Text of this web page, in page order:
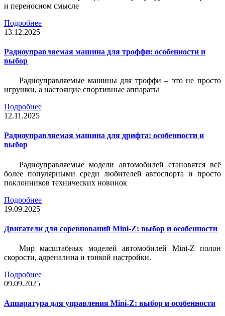
и переносном смысле
Подробнее
13.12.2025
Радиоуправляемая машина для троффи: особенности и
выбор
Радиоуправляемые машины для троффи – это не просто
игрушки, а настоящие спортивные аппараты
Подробнее
12.11.2025
Радиоуправляемая машина для дрифта: особенности и
выбор
Радиоуправляемые модели автомобилей становятся всё
более популярными среди любителей автоспорта и просто
поклонников технических новинок
Подробнее
19.09.2025
Двигатели для соревнований Mini-Z: выбор и особенности
Мир масштабных моделей автомобилей Mini-Z полон
скорости, адреналина и тонкой настройки.
Подробнее
09.09.2025
Аппаратура для управления Mini-Z: выбор и особенности